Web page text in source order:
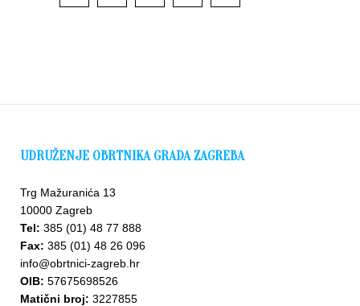
UDRUŽENJE OBRTNIKA GRADA ZAGREBA
Trg Mažuranića 13
10000 Zagreb
Tel: 385 (01) 48 77 888
Fax: 385 (01) 48 26 096
info@obrtnici-zagreb.hr
OIB: 57675698526
Matični broj: 3227855